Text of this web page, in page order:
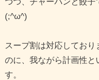
(;^ω^)
スープ割は対応してお
のに、我ながら計画性
す。